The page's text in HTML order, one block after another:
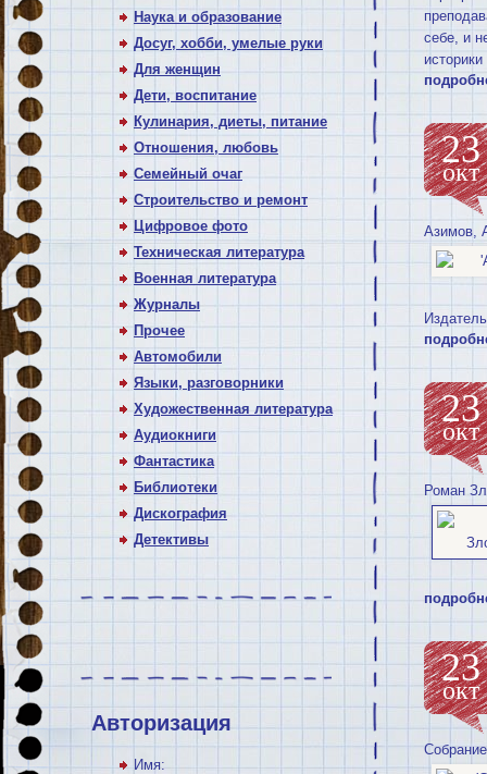
Наука и образование
Досуг, хобби, умелые руки
Для женщин
Дети, воспитание
Кулинария, диеты, питание
Отношения, любовь
Семейный очаг
Строительство и ремонт
Цифровое фото
Техническая литература
Военная литература
Журналы
Прочее
Автомобили
Языки, разговорники
Художественная литература
Аудиокниги
Фантастика
Библиотеки
Дискография
Детективы
Авторизация
Имя:
себе, и
23
окт
Азимов,
23
окт
Роман
23
окт